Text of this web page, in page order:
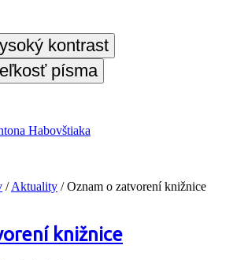
kontrast
písma
/ Aktuality / Oznam o zatvorení knižnice
knižnice